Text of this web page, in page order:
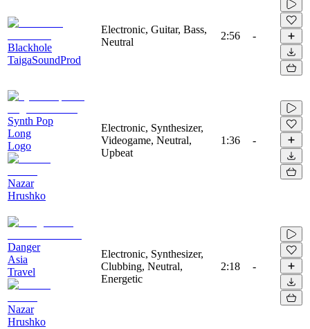
Blackhole
TaigaSoundProd
Electronic, Guitar, Bass,
Neutral
2:56 -
Synth Pop
Long
Logo
Nazar
Hrushko
Electronic, Synthesizer,
Videogame, Neutral,
Upbeat
1:36 -
Danger
Asia
Travel
Nazar
Hrushko
Electronic, Synthesizer,
Clubbing, Neutral,
Energetic
2:18 -